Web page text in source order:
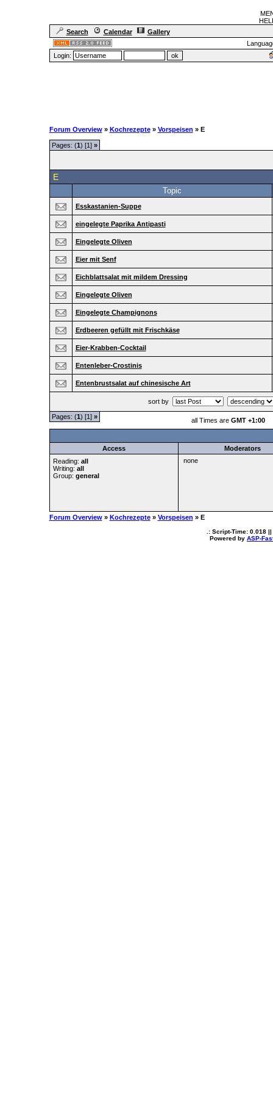
Search
Calendar
Gallery
Login:
Forum Overview » Kochrezepte » Vorspeisen » E
Pages: (1) [1] »
E
Topic
Esskastanien-Suppe
eingelegte Paprika Antipasti
Eingelegte Oliven
Eier mit Senf
Eichblattsalat mit mildem Dressing
Eingelegte Oliven
Eingelegte Champignons
Erdbeeren gefüllt mit Frischkäse
Eier-Krabben-Cocktail
Entenleber-Crostinis
Entenbrustsalat auf chinesische Art
sort by
Pages: (1) [1] » all Times are GMT +1:00
Access
Moderators
Reading: all
Writing: all
Group: general
none
Forum Overview » Kochrezepte » Vorspeisen » E
.: Script-Time: 0.018 ||
Powered by ASP-